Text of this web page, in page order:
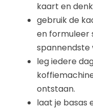
kaart en
gebruik de
en formuleer
spannendste
leg iedere
ontstaan.
laat je basas